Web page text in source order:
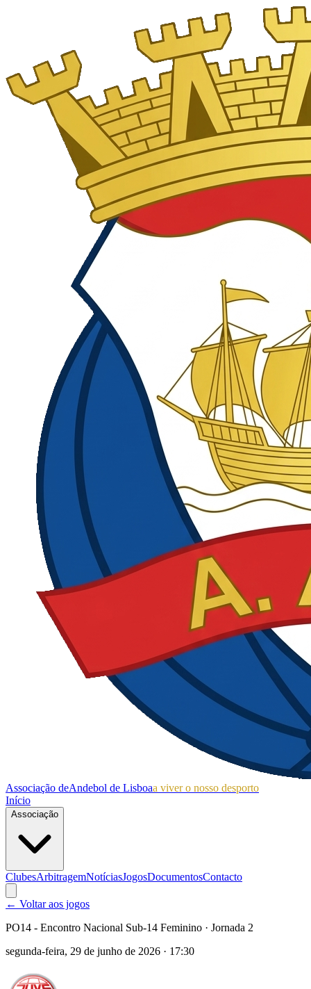
Associação deAndebol de Lisboaa viver o nosso desporto
Início
Associação
ClubesArbitragemNotíciasJogosDocumentosContacto
← Voltar aos jogos
PO14 - Encontro Nacional Sub-14 Feminino · Jornada 2
segunda-feira, 29 de junho de 2026 · 17:30